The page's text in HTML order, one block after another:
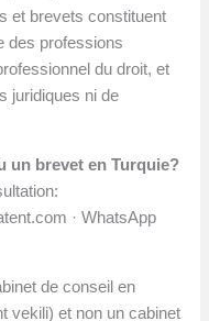
et brevets constituent
des professions
du droit, et
juridiques ni de
un brevet en Turquie?
· WhatsApp
de conseil en
vekili) et non un cabinet